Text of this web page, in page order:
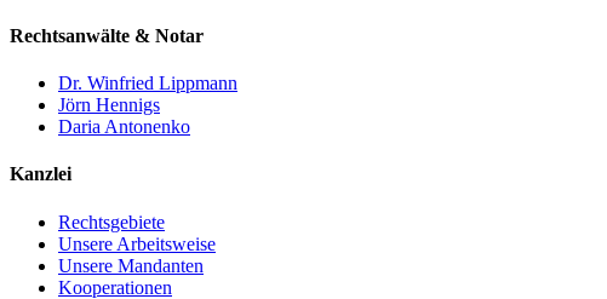
Rechtsanwälte & Notar
Dr. Winfried Lippmann
Jörn Hennigs
Daria Antonenko
Kanzlei
Rechtsgebiete
Unsere Arbeitsweise
Unsere Mandanten
Kooperationen